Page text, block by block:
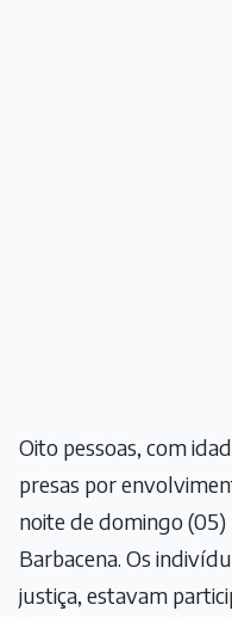
Oito pessoas, com
presas por
noite de domingo
Barbacena. Os
justiça, estavam